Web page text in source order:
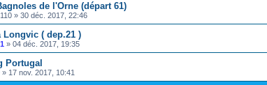
de l'Orne (départ 61)
» 30 déc. 2017, 22:46
Longvic ( dep.21 )
» 04 déc. 2017, 19:35
Portugal
» 17 nov. 2017, 10:41